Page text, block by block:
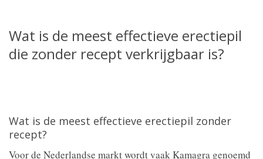
Wat is de meest effectieve erectiepil
die zonder recept verkrijgbaar is?
Wat is de meest effectieve erectiepil zonder
recept?
Voor de Nederlandse markt wordt vaak Kamagra genoemd